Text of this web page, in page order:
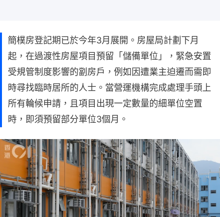
簡樸房登記期已於今年3月展開。房屋局計劃下月
起，在過渡性房屋項目預留「儲備單位」，緊急安置
受規管制度影響的劏房戶，例如因遭業主迫遷而需即
時尋找臨時居所的人士。當營運機構完成處理手頭上
所有輪候申請，且項目出現一定數量的細單位空置
時，即須預留部分單位3個月。